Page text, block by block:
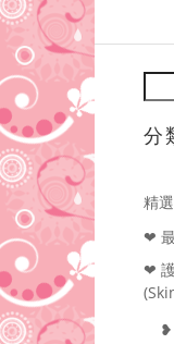
分
精
❤
❤